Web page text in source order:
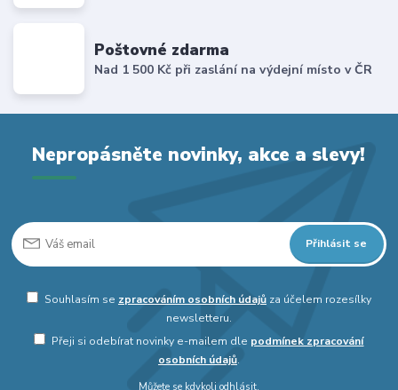
Poštovné zdarma
Nad 1 500 Kč při zaslání na výdejní místo v ČR
Nepropásněte novinky, akce a slevy!
Přihlásit se
Souhlasím se zpracováním osobních údajůza účelem rozesílky
newsletteru.
Přeji si odebírat novinky e-mailem dle podmínek zpracování
osobních údajů.
Můžete se kdykoli odhlásit.